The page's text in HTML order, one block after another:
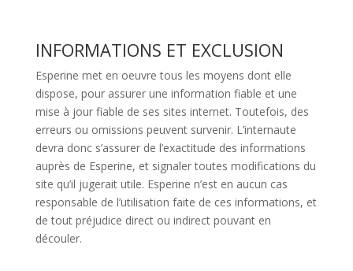
INFORMATIONS ET EXCLUSION
Esperine met en oeuvre tous les moyens dont elle
dispose, pour assurer une information fiable et une
mise à jour fiable de ses sites internet. Toutefois, des
erreurs ou omissions peuvent survenir. L’internaute
devra donc s’assurer de l’exactitude des informations
auprès de Esperine, et signaler toutes modifications du
site qu’il jugerait utile. Esperine n’est en aucun cas
responsable de l’utilisation faite de ces informations, et
de tout préjudice direct ou indirect pouvant en
découler.